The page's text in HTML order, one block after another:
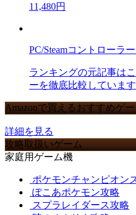
11,480円
PC/Steamコントローラ
ランキングの元記事は
ーを徹底比較しています
Amazonで買えるおすすめゲ
詳細を見る
攻略取扱いゲーム
家庭用ゲーム機
ポケモンチャンピオン
ぽこあポケモン攻略
スプラレイダース攻略